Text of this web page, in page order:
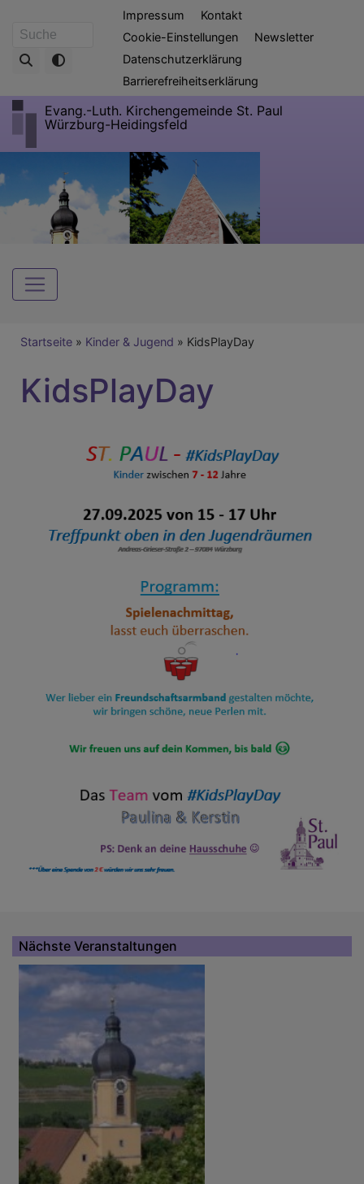
zum
Suche
Fußbereichsmenü
Impressum
Kontakt
Cookie-Einstellungen
Newsletter
Datenschutzerklärung
Barrierefreiheitserklärung
Evang.-Luth. Kirchengemeinde St. Paul
Würzburg-Heidingsfeld
Hauptnavigation
Breadcrumb
Startseite Kinder & Jugend KidsPlayDay
KidsPlayDay
Nächste Veranstaltungen